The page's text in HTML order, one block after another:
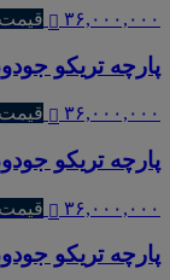
۳۶,۰۰۰,۰۰۰
پارچه تریکو جودون 1/30 لاکرا گردباف نوریس |
۳۶,۰۰۰,۰۰۰
پارچه تریکو جودون 1/30 لاکرا گردباف نوریس |
۳۶,۰۰۰,۰۰۰
پارچه تریکو جودون 1/30 لاکرا گردباف نوریس |